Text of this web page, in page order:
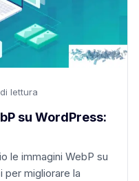
lettura
su WordPress:
le immagini WebP su
per migliorare la